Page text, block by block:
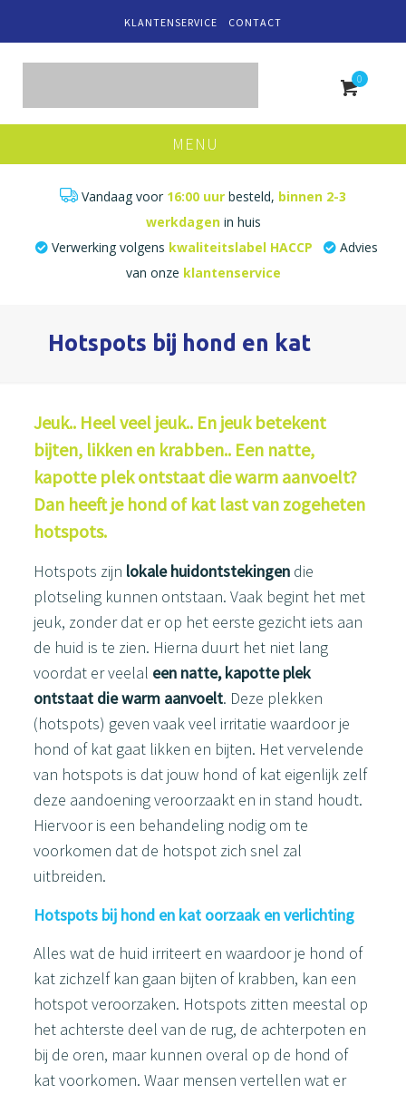
KLANTENSERVICE CONTACT
MENU
Vandaag voor 16:00 uur besteld, binnen 2-3
werkdagenin huis
Verwerking volgens kwaliteitslabel HACCP
Advies
van onze klantenservice
0
Hotspots bij hond en kat
Jeuk.. Heel veel jeuk.. En jeuk betekent
bijten, likken en krabben.. Een natte,
kapotte plek ontstaat die warm aanvoelt?
Dan heeft je hond of kat last van zogeheten
hotspots.
Hotspots zijn lokale huidontstekingendie
plotseling kunnen ontstaan. Vaak begint het met
jeuk, zonder dat er op het eerste gezicht iets aan
de huid is te zien. Hierna duurt het niet lang
voordat er veelal een natte, kapotte plek
ontstaat die warm aanvoelt. Deze plekken
(hotspots) geven vaak veel irritatie waardoor je
hond of kat gaat likken en bijten. Het vervelende
van hotspots is dat jouw hond of kat eigenlijk zelf
deze aandoening veroorzaakt en in stand houdt.
Hiervoor is een behandeling nodig om te
voorkomen dat de hotspot zich snel zal
uitbreiden.
Hotspots bij hond en kat oorzaak en verlichting
Alles wat de huid irriteert en waardoor je hond of
kat zichzelf kan gaan bijten of krabben, kan een
hotspot veroorzaken. Hotspots zitten meestal op
het achterste deel van de rug, de achterpoten en
bij de oren, maar kunnen overal op de hond of
kat voorkomen. Waar mensen vertellen wat er